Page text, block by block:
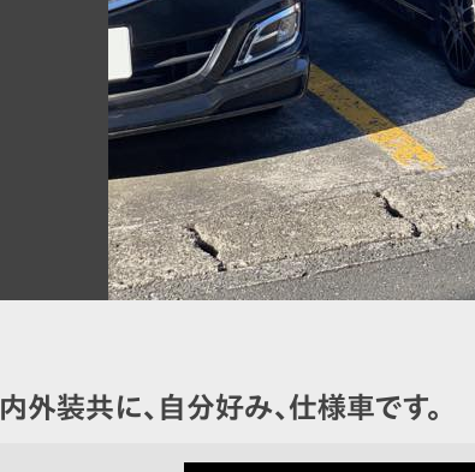
内外装共に、自分好み、仕様車です。